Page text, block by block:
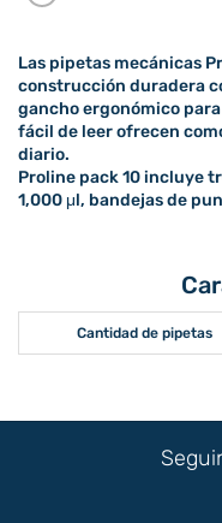
Las pipetas mecánicas
construcción duradera
gancho ergonómico
fácil de leer ofrecen
diario.
Proline pack 10 incluye
1,000 μl, bandejas de
Cantidad de pipetas